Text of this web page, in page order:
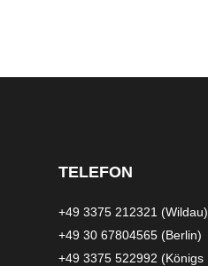
TELEFON
+49 3375 212321 (Wildau)
+49 30 67804565 (Berlin)
+49 3375 522992 (Königs